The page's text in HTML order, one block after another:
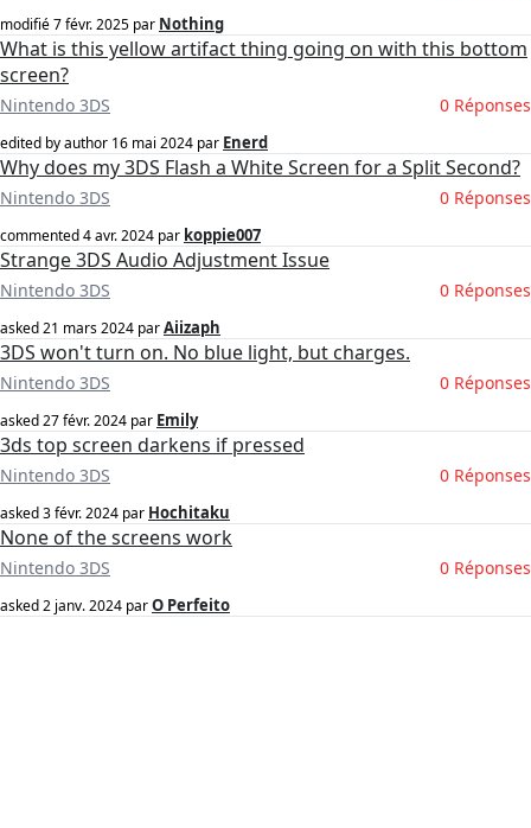
modifié7 févr. 2025 par Nothing
What is this yellow artifact thing going on with this bottom
screen?
Nintendo 3DS 0 Réponses
edited by author 16 mai 2024 par Enerd
Why does my 3DS Flash a White Screen for a Split Second?
Nintendo 3DS 0 Réponses
commented4 avr. 2024 par koppie007
Strange 3DS Audio Adjustment Issue
Nintendo 3DS 0 Réponses
asked21 mars 2024 parAiizaph
3DS won't turn on. No blue light, but charges.
Nintendo 3DS 0 Réponses
asked27 févr. 2024 par Emily
3ds top screen darkens if pressed
Nintendo 3DS 0 Réponses
asked3 févr. 2024 par Hochitaku
None of the screens work
Nintendo 3DS 0 Réponses
asked2 janv. 2024 parO Perfeito